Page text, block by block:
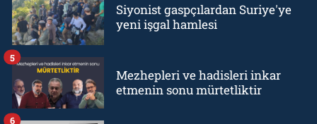
Siyonist gaspçılardan Suriye'ye
yeni işgal hamlesi
Mezhepleri ve hadisleri inkar
etmenin sonu mürtetliktir
5
6